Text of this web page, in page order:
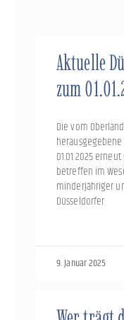
Aktuelle
zum
Die vom
herausgegebene
01.01.2025
betreffen im
minderjähriger
Düsseldorfer
9. Januar 2025